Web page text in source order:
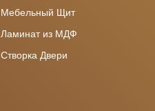
Мебельный Щит
Ламинат из МДФ
Створка Двери